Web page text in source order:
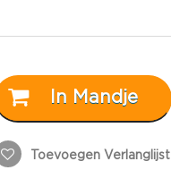
In Mandje
Toevoegen Verlanglijst